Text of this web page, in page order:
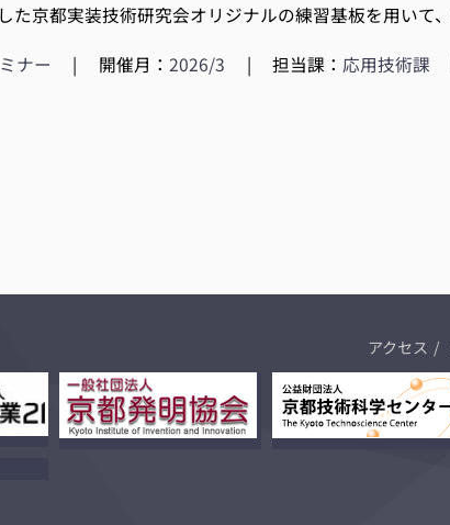
京都実装技術研究会オリジナルの練習基板を用いて
ナー | 開催月：2026/3 | 担当課： 応用技術課
アクセス